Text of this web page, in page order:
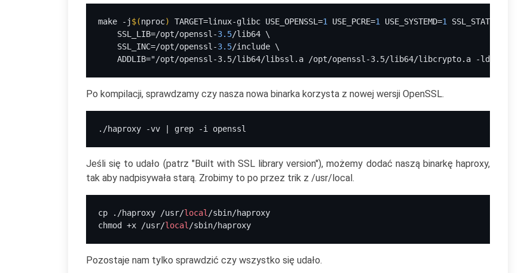
make -j$(nproc) TARGET=linux-glibc USE_OPENSSL=1 USE_PCRE=1 USE_SYSTEMD=1 SSL_STATIC=
    SSL_LIB=/opt/openssl-
3.5/lib64 \
    SSL_INC=/opt/openssl-
3.5/include \
    ADDLIB="/opt/openssl-3.5/lib64/libssl.a /opt/openssl-3.5/lib64/libcrypto.a -ldl"
Po kompilacji, sprawdzamy czy nasza nowa binarka korzysta z nowej wersji OpenSSL.
./haproxy -vv | grep -i openssl
Jeśli się to udało (patrz "Built with SSL library version"), możemy dodać naszą binarkę haproxy,
tak aby nadpisywała starą. Zrobimy to po przez trik z /usr/local.
cp ./haproxy /usr/local /sbin/haproxy
chmod +x /usr/local /sbin/haproxy
Pozostaje nam tylko sprawdzić czy wszystko się udało.